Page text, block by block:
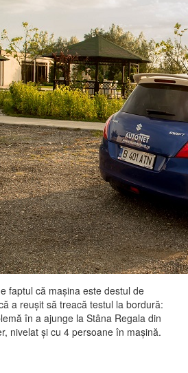
faptul că mașina este destul de
a reușit să treacă testul la bordură:
în a ajunge la Stâna Regala din
nivelat și cu 4 persoane în mașină.